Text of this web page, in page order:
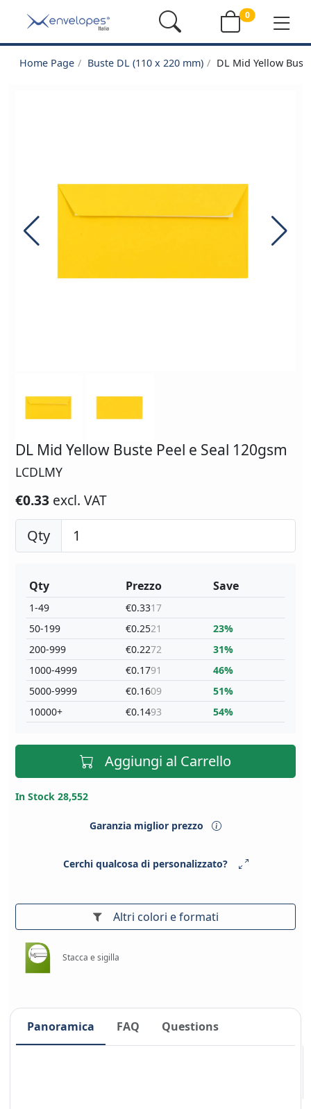
0
Home Page Buste DL (110 x 220 mm) DL Mid Yellow
DL Mid Yellow Buste Peel e Seal 120gsm
LCDLMY
€0.33 excl. VAT
Qty
Qty
1-49
50-199
200-999
1000-4999
5000-9999
10000+
Prezzo
€0.3317
€0.2521
€0.2272
€0.1791
€0.1609
€0.1493
Save
23%
31%
46%
51%
54%
Aggiungi al Carrello
In Stock 28,552
Garanzia miglior prezzo
Cerchi qualcosa di personalizzato?
Altri colori e formati
Stacca e sigilla
Panoramica FAQ Questions